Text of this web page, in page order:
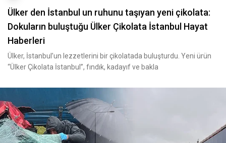
Ülker den İstanbul un ruhunu taşıyan yeni çikolata:
Dokuların buluştuğu Ülker Çikolata İstanbul Hayat
Haberleri
Ülker, İstanbul’un lezzetlerini bir çikolatada buluşturdu. Yeni ürün
“Ülker Çikolata İstanbul”, fındık, kadayıf ve bakla